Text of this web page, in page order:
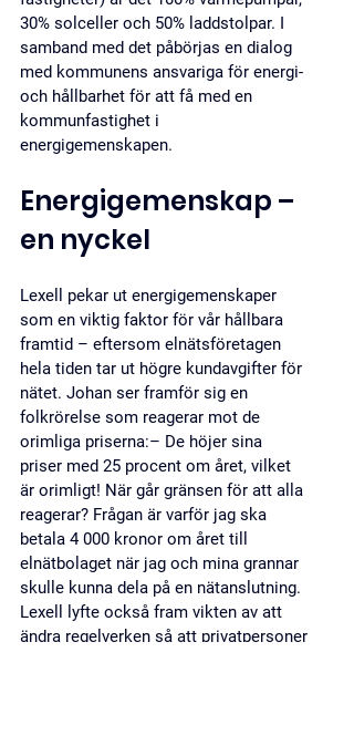
30% solceller och 50% laddstolpar. I
samband med det påbörjas en dialog
med kommunens ansvariga för energi-
och hållbarhet för att få med en
kommunfastighet i
energigemenskapen.
Energigemenskap –
en nyckel
Lexell pekar ut energigemenskaper
som en viktig faktor för vår hållbara
framtid – eftersom elnätsföretagen
hela tiden tar ut högre kundavgifter för
nätet. Johan ser framför sig en
folkrörelse som reagerar mot de
orimliga priserna:– De höjer sina
priser med 25 procent om året, vilket
är orimligt! När går gränsen för att alla
reagerar? Frågan är varför jag ska
betala 4 000 kronor om året till
elnätbolaget när jag och mina grannar
skulle kunna dela på en nätanslutning.
Lexell lyfte också fram vikten av att
ändra regelverken så att privatpersoner